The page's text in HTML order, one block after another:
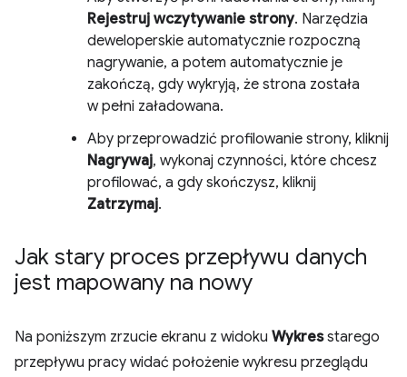
Rejestruj wczytywanie strony. Narzędzia
deweloperskie automatycznie rozpoczną
nagrywanie, a potem automatycznie je
zakończą, gdy wykryją, że strona została
w pełni załadowana.
Aby przeprowadzić profilowanie strony, kliknij
Nagrywaj, wykonaj czynności, które chcesz
profilować, a gdy skończysz, kliknij
Zatrzymaj.
Jak stary proces przepływu danych
jest mapowany na nowy
Na poniższym zrzucie ekranu z widoku Wykresstarego
przepływu pracy widać położenie wykresu przeglądu